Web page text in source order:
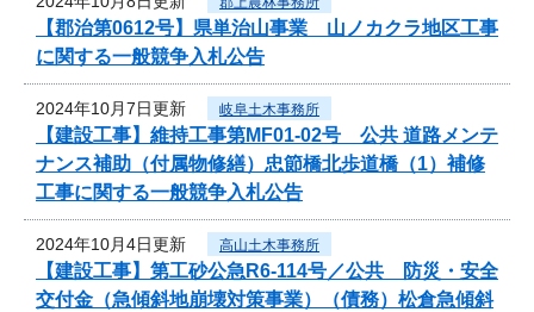
【郡治第0612号】県単治山事業 山ノカクラ地区工事
に関する一般競争入札公告
2024年10月7日更新 岐阜土木事務所
【建設工事】維持工事第MF01-02号 公共 道路メンテ
ナンス補助（付属物修繕）忠節橋北歩道橋（1）補修
工事に関する一般競争入札公告
2024年10月4日更新 高山土木事務所
【建設工事】第工砂公急R6-114号／公共 防災・安全
交付金（急傾斜地崩壊対策事業）（債務）松倉急傾斜